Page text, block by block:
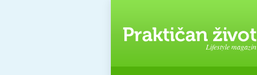
Lifestyle magazin